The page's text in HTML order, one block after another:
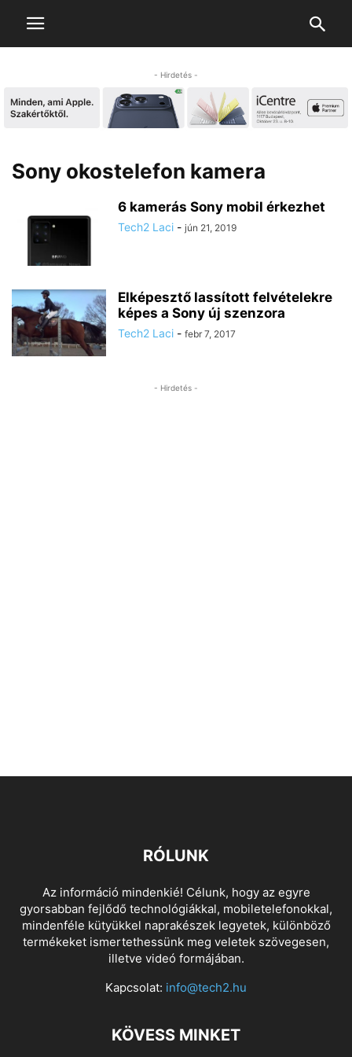
- Hirdetés -
Sony okostelefon kamera
6 kamerás Sony mobil érkezhet
Tech2 Laci - jún 21, 2019
Elképesztő lassított felvételekre
képes a Sony új szenzora
Tech2 Laci - febr 7, 2017
- Hirdetés -
RÓLUNK
Az információ mindenkié! Célunk, hogy az egyre
gyorsabban fejlődő technológiákkal, mobiletelefonokkal,
mindenféle kütyükkel naprakészek legyetek, különböző
termékeket ismertethessünk meg veletek szövegesen,
illetve videó formájában.
Kapcsolat: info@tech2.hu
KÖVESS MINKET